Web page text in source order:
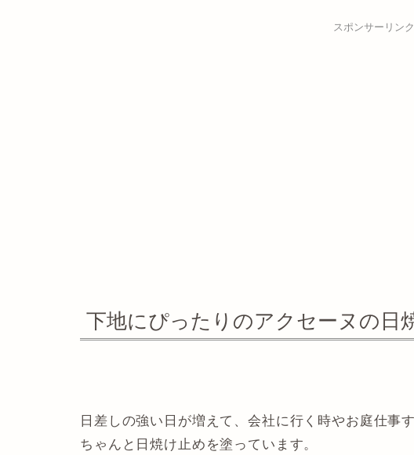
スポンサーリンク
下地にぴったりのアクセーヌの日
日差しの強い日が増えて、会社に行く時やお庭仕事
ちゃんと日焼け止めを塗っています。